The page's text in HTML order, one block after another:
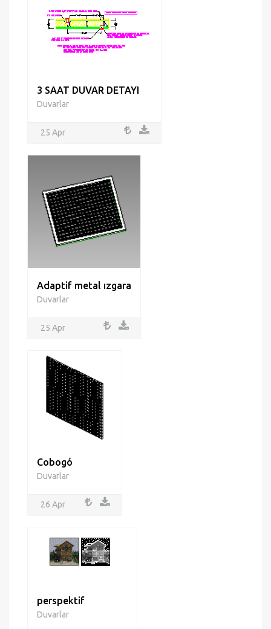
3 SAAT DUVAR DETAYI
Duvarlar
25 Apr
Adaptif metal ızgara
Duvarlar
25 Apr
Cobogó
Duvarlar
26 Apr
perspektif
Duvarlar